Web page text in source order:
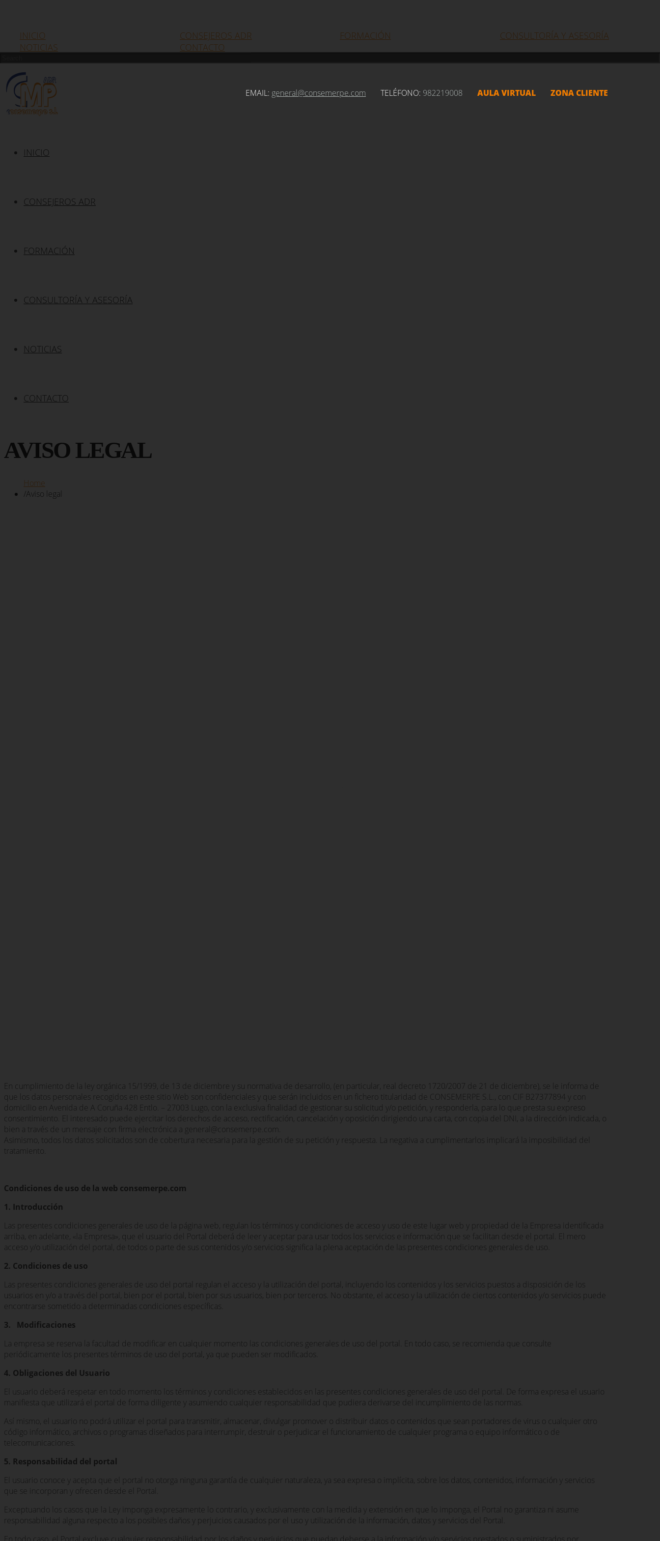
INICIO CONSEJEROS ADR FORMACIÓN
CONSULTORÍA Y ASESORÍA
NOTICIAS
CONTACTO
EMAIL: general@consemerpe.com TELÉFONO: 982219008 AULA VIRTUAL ZONA CLIENTE
INICIO
CONSEJEROS ADR
FORMACIÓN
CONSULTORÍA Y ASESORÍA
NOTICIAS
CONTACTO
AVISO LEGAL
Home
/Aviso legal
En cumplimiento de la ley orgánica 15/1999, de 13 de diciembre y su normativa de desarrollo, (en particular, real decreto 1720/2007 de 21 de diciembre), se le informa de
que los datos personales recogidos en este sitio Web son confidenciales y que serán incluidos en un fichero titularidad de CONSEMERPE S.L., con CIF B27377894 y con
domicilio en Avenida de A Coruña 428 Entlo. – 27003 Lugo, con la exclusiva finalidad de gestionar su solicitud y/o petición, y responderla, para lo que presta su expreso
consentimiento. El interesado puede ejercitar los derechos de acceso, rectificación, cancelación y oposición dirigiendo una carta, con copia del DNI, a la dirección indicada, o
bien a través de un mensaje con firma electrónica a general@consemerpe.com.
Asimismo, todos los datos solicitados son de cobertura necesaria para la gestión de su petición y respuesta. La negativa a cumplimentarlos implicará la imposibilidad del
tratamiento.
Condiciones de uso de la web consemerpe.com
1. Introducción
Las presentes condiciones generales de uso de la página web, regulan los términos y condiciones de acceso y uso de este lugar web y propiedad de la Empresa identificada
arriba, en adelante, «la Empresa», que el usuario del Portal deberá de leer y aceptar para usar todos los servicios e información que se facilitan desde el portal. El mero
acceso y/o utilización del portal, de todos o parte de sus contenidos y/o servicios significa la plena aceptación de las presentes condiciones generales de uso.
2. Condiciones de uso
Las presentes condiciones generales de uso del portal regulan el acceso y la utilización del portal, incluyendo los contenidos y los servicios puestos a disposición de los
usuarios en y/o a través del portal, bien por el portal, bien por sus usuarios, bien por terceros. No obstante, el acceso y la utilización de ciertos contenidos y/o servicios puede
encontrarse sometido a determinadas condiciones específicas.
3. Modificaciones
La empresa se reserva la facultad de modificar en cualquier momento las condiciones generales de uso del portal. En todo caso, se recomienda que consulte
periódicamente los presentes términos de uso del portal, ya que pueden ser modificados.
4. Obligaciones del Usuario
El usuario deberá respetar en todo momento los términos y condiciones establecidos en las presentes condiciones generales de uso del portal. De forma expresa el usuario
manifiesta que utilizará el portal de forma diligente y asumiendo cualquier responsabilidad que pudiera derivarse del incumplimiento de las normas.
Así mismo, el usuario no podrá utilizar el portal para transmitir, almacenar, divulgar promover o distribuir datos o contenidos que sean portadores de virus o cualquier otro
código informático, archivos o programas diseñados para interrumpir, destruir o perjudicar el funcionamiento de cualquier programa o equipo informático o de
telecomunicaciones.
5. Responsabilidad del portal
El usuario conoce y acepta que el portal no otorga ninguna garantía de cualquier naturaleza, ya sea expresa o implícita, sobre los datos, contenidos, información y servicios
que se incorporan y ofrecen desde el Portal.
Exceptuando los casos que la Ley imponga expresamente lo contrario, y exclusivamente con la medida y extensión en que lo imponga, el Portal no garantiza ni asume
responsabilidad alguna respecto a los posibles daños y perjuicios causados por el uso y utilización de la información, datos y servicios del Portal.
En todo caso, el Portal excluye cualquier responsabilidad por los daños y perjuicios que puedan deberse a la información y/o servicios prestados o suministrados por